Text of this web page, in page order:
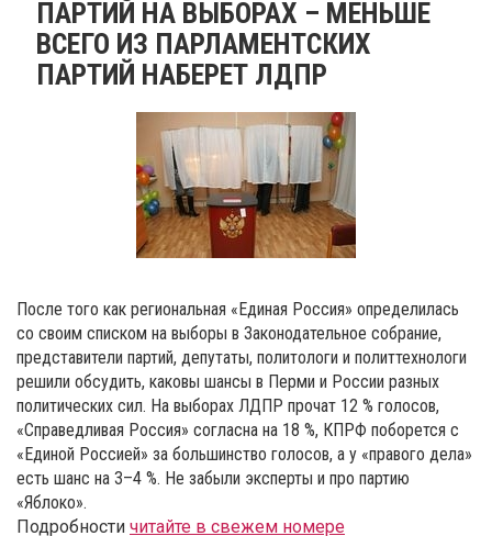
ПАРТИЙ НА ВЫБОРАХ – МЕНЬШЕ
ВСЕГО ИЗ ПАРЛАМЕНТСКИХ
ПАРТИЙ НАБЕРЕТ ЛДПР
После того как региональная «Единая Россия» определилась
со своим списком на выборы в Законодательное собрание,
представители партий, депутаты, политологи и политтехнологи
решили обсудить, каковы шансы в Перми и России разных
политических сил. На выборах ЛДПР прочат 12 % голосов,
«Справедливая Россия» согласна на 18 %, КПРФ поборется с
«Единой Россией» за большинство голосов, а у «правого дела»
есть шанс на 3–4 %. Не забыли эксперты и про партию
«Яблоко».
Подробности читайте в свежем номере